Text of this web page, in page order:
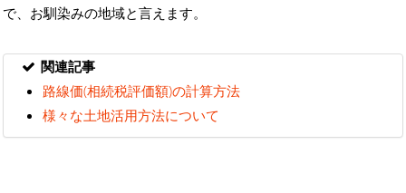
で、お馴染みの地域と言えます。
関連記事
路線価(相続税評価額)の計算方法
様々な土地活用方法について